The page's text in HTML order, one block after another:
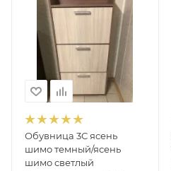
Обувница 3С ясень
шимо темный/ясень
шимо светлый